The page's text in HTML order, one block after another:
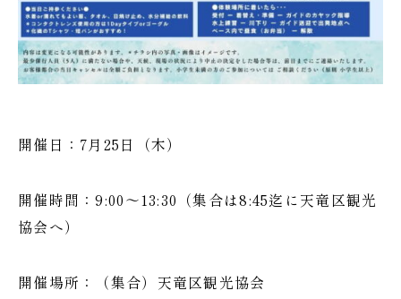
開催日：7月25日（木）
開催時間：9:00～13:30（集合は8:45迄に天竜区観光
協会へ）
開催場所：（集合）天竜区観光協会